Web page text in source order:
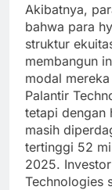
Akibatnya,
bahwa para
struktur
membangun
modal
Palantir
tetapi dengan
masih
tertinggi 52
2025.
Technologies